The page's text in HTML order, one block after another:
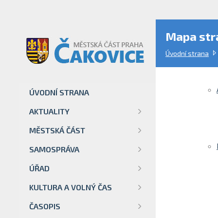
Mapa
Úvodní strana
ÚVODNÍ STRANA
AKTUALITY
MĚSTSKÁ ČÁST
SAMOSPRÁVA
ÚŘAD
KULTURA A VOLNÝ ČAS
ČASOPIS